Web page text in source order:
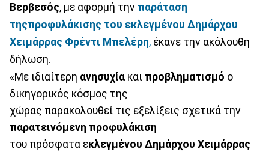
Βερβεσός, με αφορμή την παράταση
τηςπροφυλάκισης του εκλεγμένου Δημάρχου
Χειμάρρας Φρέντι Μπελέρη, έκανε την ακόλουθη
δήλωση.
«Με ιδιαίτερη ανησυχία και προβληματισμό ο
δικηγορικός κόσμος της
χώρας παρακολουθεί τις εξελίξεις σχετικά την
παρατεινόμενη προφυλάκιση
του πρόσφατα εκλεγμένου Δημάρχου Χειμάρρας